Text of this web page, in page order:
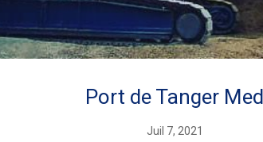
Port de Tanger Med
Juil 7, 2021